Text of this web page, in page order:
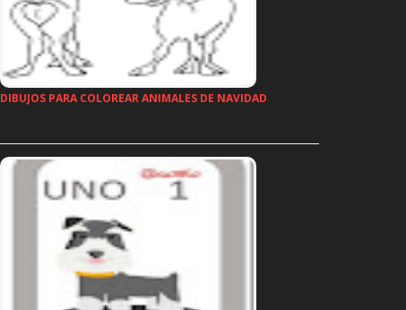
DIBUJOS PARA COLOREAR ANIMALES DE NAVIDAD